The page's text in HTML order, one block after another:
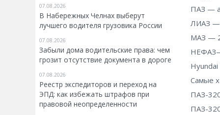
07.08.2026
В Набережных Челнах выберут
лучшего водителя грузовика России
07.08.2026
Забыли дома водительские права: чем
грозит отсутствие документа в дороге
07.08.2026
Реестр экспедиторов и переход на
ЭПД: как избежать штрафов при
правовой неопределенности
ПАЗ —
ЛИАЗ —
МАЗ —
Самые
ПАЗ-
ПАЗ-